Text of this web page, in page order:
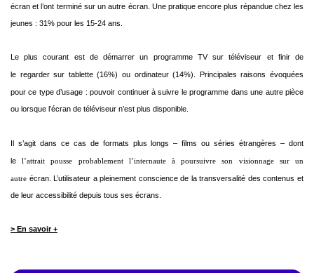
écran et l’ont terminé sur un autre écran. Une pratique encore plus répandue chez les
jeunes : 31% pour les 15-24 ans.
Le plus courant est de démarrer un programme TV sur téléviseur et finir de
le regarder sur tablette (16%) ou ordinateur (14%). Principales raisons évoquées
pource type d’usage : pouvoir continuer à suivre le programme dans une autre pièce
ou lorsque l’écran de téléviseur n’est plus disponible.
Il s’agit dans ce cas de formats plus longs – films ou séries étrangères – dont
lel’attrait pousse probablement l’internaute à poursuivre son visionnage sur un
autre écran.
L’utilisateur a pleinement conscience de la transversalité des contenus et
de leur accessibilité depuis tous ses écrans.
> En savoir +